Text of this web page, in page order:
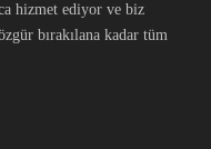
hizmet ediyor ve biz
bırakılana kadar tüm